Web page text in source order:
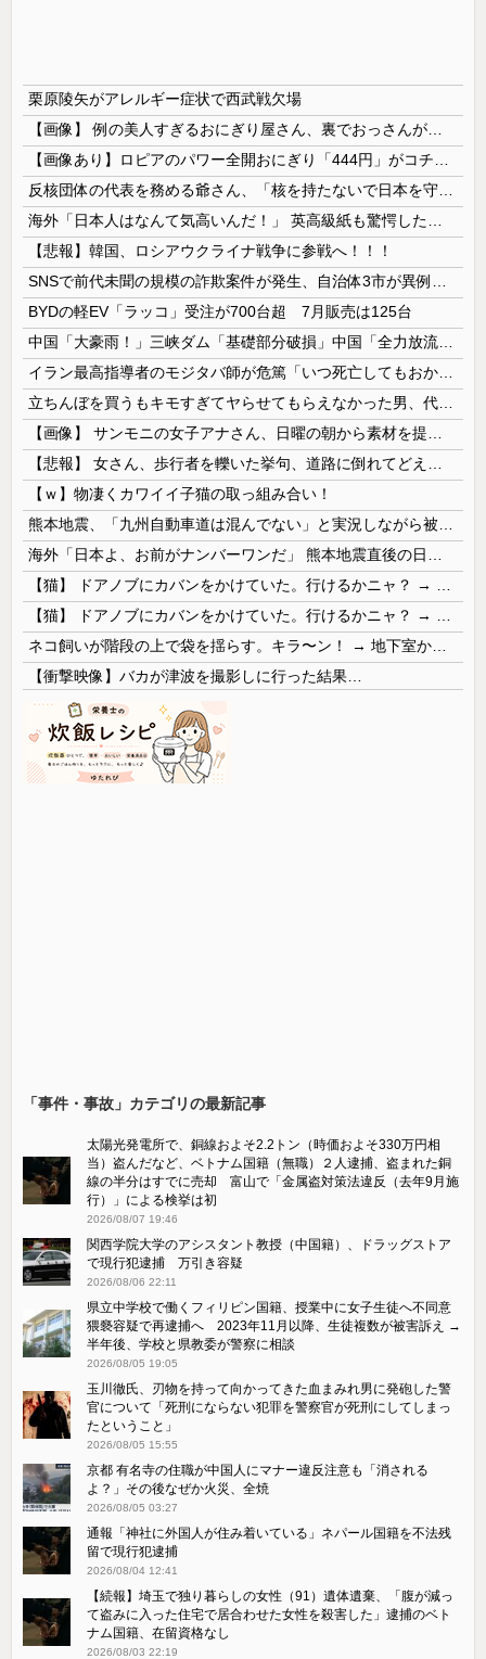
栗原陵矢がアレルギー症状で西武戦欠場
【悲報】韓国、ロシアウクライナ戦争に参戦へ！！！
BYDの軽EV「ラッコ」受注が700台超 7月販売は125台
【ｗ】物凄くカワイイ子猫の取っ組み合い！
【衝撃映像】バカが津波を撮影しに行った結果…
「事件・事故」カテゴリの最新記事
太陽光発電所で、銅線およそ2.2トン（時価およそ330万円相
当）盗んだなど、ベトナム国籍（無職）２人逮捕、盗まれた銅
線の半分はすでに売却 富山で「金属盗対策法違反（去年9月施
行）」による検挙は初
2026/08/07 19:46
関西学院大学のアシスタント教授（中国籍）、ドラッグストア
で現行犯逮捕 万引き容疑
2026/08/06 22:11
県立中学校で働くフィリピン国籍、授業中に女子生徒へ不同意
猥褻容疑で再逮捕へ 2023年11月以降、生徒複数が被害訴え →
半年後、学校と県教委が警察に相談
2026/08/05 19:05
玉川徹氏、刃物を持って向かってきた血まみれ男に発砲した警
官について「死刑にならない犯罪を警察官が死刑にしてしまっ
たということ」
2026/08/05 15:55
京都 有名寺の住職が中国人にマナー違反注意も「消される
よ？」その後なぜか火災、全焼
2026/08/05 03:27
通報「神社に外国人が住み着いている」ネパール国籍を不法残
留で現行犯逮捕
2026/08/04 12:41
【続報】埼玉で独り暮らしの女性（91）遺体遺棄、「腹が減っ
て盗みに入った住宅で居合わせた女性を殺害した」逮捕のベト
ナム国籍、在留資格なし
2026/08/03 22:19